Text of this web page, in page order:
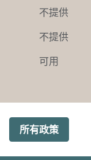
不提供
不提供
可用
所有政策